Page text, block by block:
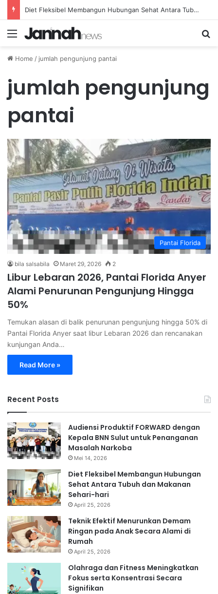
Diet Fleksibel Membangun Hubungan Sehat Antara Tubuh dan Makanan Sehari-hari
Menu
Home / jumlah pengunjung pantai
jumlah pengunjung
pantai
Pantai Florida
bila salsabila Maret 29, 2026 2
Libur Lebaran 2026, Pantai Florida Anyer
Alami Penurunan Pengunjung Hingga
50%
Temukan alasan di balik penurunan pengunjung hingga 50% di
Pantai Florida Anyer saat libur Lebaran 2026 dan rencanakan
kunjungan Anda…
Read More »
Recent Posts
Audiensi Produktif FORWARD dengan
Kepala BNN Sulut untuk Penanganan
Masalah Narkoba
Mei 14, 2026
Diet Fleksibel Membangun Hubungan
Sehat Antara Tubuh dan Makanan
Sehari-hari
April 25, 2026
Teknik Efektif Menurunkan Demam
Ringan pada Anak Secara Alami di
Rumah
April 25, 2026
Olahraga dan Fitness Meningkatkan
Fokus serta Konsentrasi Secara
Signifikan